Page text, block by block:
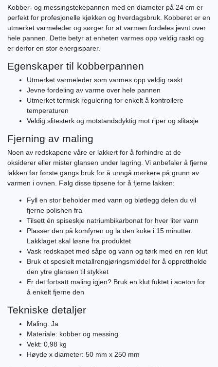
Kobber- og messingstekepannen med en diameter på 24 cm er
perfekt for profesjonelle kjøkken og hverdagsbruk. Kobberet er en
utmerket varmeleder og sørger for at varmen fordeles jevnt over
hele pannen. Dette betyr at enheten varmes opp veldig raskt og
er derfor en stor energisparer.
Egenskaper til kobberpannen
Utmerket varmeleder som varmes opp veldig raskt
Jevne fordeling av varme over hele pannen
Utmerket termisk regulering for enkelt å kontrollere
temperaturen
Veldig slitesterk og motstandsdyktig mot riper og slitasje
Fjerning av maling
Noen av redskapene våre er lakkert for å forhindre at de
oksiderer eller mister glansen under lagring. Vi anbefaler å fjerne
lakken før første gangs bruk for å unngå mørkere på grunn av
varmen i ovnen. Følg disse tipsene for å fjerne lakken:
Fyll en stor beholder med vann og bløtlegg delen du vil
fjerne polishen fra
Tilsett én spiseskje natriumbikarbonat for hver liter vann
Plasser den på komfyren og la den koke i 15 minutter.
Lakklaget skal løsne fra produktet
Vask redskapet med såpe og vann og tørk med en ren klut
Bruk et spesielt metallrengjøringsmiddel for å opprettholde
den ytre glansen til stykket
Er det fortsatt maling igjen? Bruk en klut fuktet i aceton for
å enkelt fjerne den
Tekniske detaljer
Maling: Ja
Materiale: kobber og messing
Vekt: 0,98 kg
Høyde x diameter: 50 mm x 250 mm